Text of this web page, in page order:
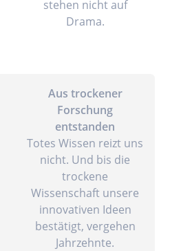
stehen nicht auf
Drama.
Aus trockener
Forschung
entstanden
Totes Wissen reizt uns
nicht. Und bis die
trockene
Wissenschaft unsere
innovativen Ideen
bestätigt, vergehen
Jahrzehnte.